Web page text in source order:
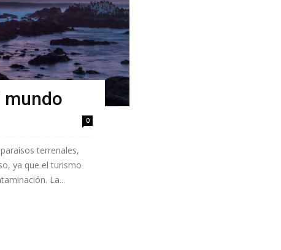
mundo
0
terrenales,
ya que el turismo
La...